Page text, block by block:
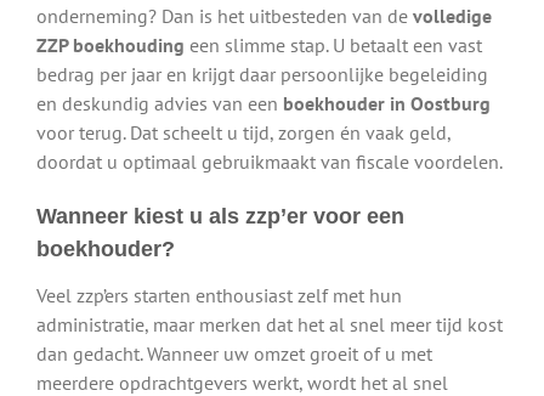
onderneming? Dan is het uitbesteden van de volledige
ZZP boekhouding een slimme stap. U betaalt een vast
bedrag per jaar en krijgt daar persoonlijke begeleiding
en deskundig advies van een boekhouder in Oostburg
voor terug. Dat scheelt u tijd, zorgen én vaak geld,
doordat u optimaal gebruikmaakt van fiscale voordelen.
Wanneer kiest u als zzp’er voor een
boekhouder?
Veel zzp’ers starten enthousiast zelf met hun
administratie, maar merken dat het al snel meer tijd kost
dan gedacht. Wanneer uw omzet groeit of u met
meerdere opdrachtgevers werkt, wordt het al snel